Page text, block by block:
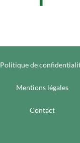
Politique de
Mentions légales
Contact